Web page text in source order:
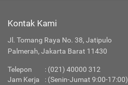
Kontak Kami
Jl. Tomang Raya No. 38, Jatipulo
Palmerah, Jakarta Barat 11430
Telepon : (021) 40000 312
Jam Kerja
: (Senin-Jumat 9:00-17:00)